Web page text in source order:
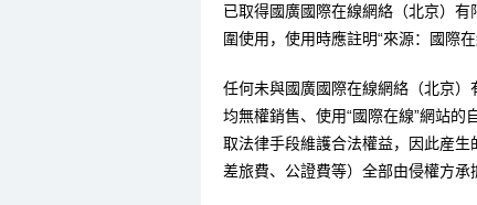
已取得國廣國際在線網絡（北京）
圍使用，使用時應註明“來源：國際
任何未與國廣國際在線網絡（北京
均無權銷售、使用“國際在線”網站
取法律手段維護合法權益，因此産生
差旅費、公證費等）全部由侵權方承